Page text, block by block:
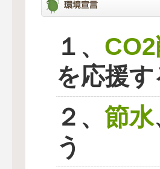
１、
を応援す
２、 節水
う